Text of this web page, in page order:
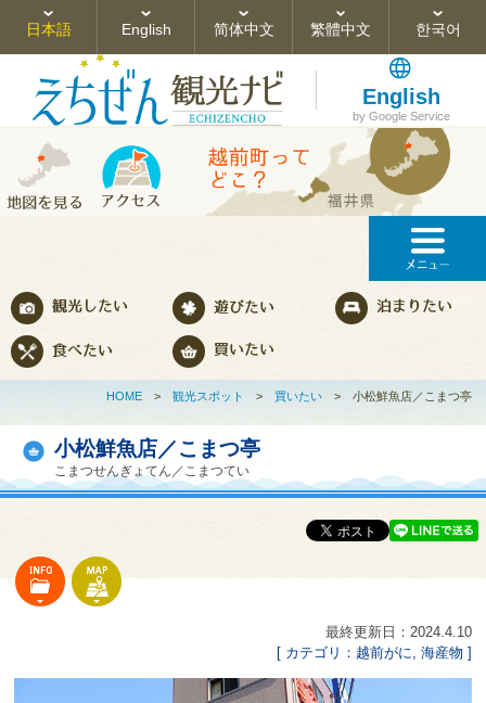
日本語 English 简体中文 繁體中文 한국어
English
by Google Service
HOME> 観光スポット > 買いたい> 小松鮮魚店／こまつ亭
小松鮮魚店／こまつ亭
こまつせんぎょてん／こまつてい
最終更新日：2024.4.10
[ カテゴリ：越前がに, 海産物 ]